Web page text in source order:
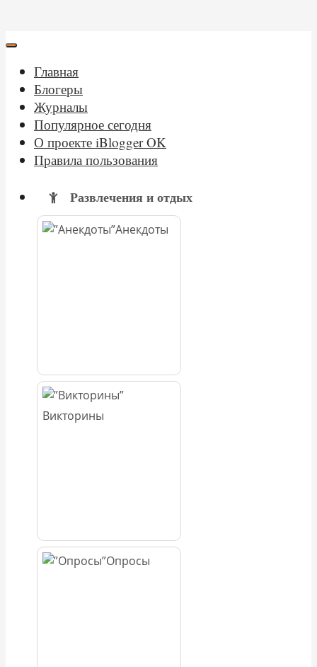
Главная
Блогеры
Журналы
Популярное сегодня
О проекте iBlogger OK
Правила пользования
Развлечения и отдых
Анекдоты
Викторины
Опросы